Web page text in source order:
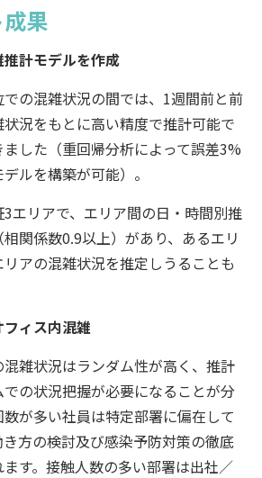
果
計モデルを作成
の混雑状況の間では、1週間前と前
況をもとに高い精度で推計可能で
した（重回帰分析によって誤差3%
ルを構築が可能）。
エリアで、エリア間の日・時間別推
関係数0.9以上）があり、あるエリ
アの混雑状況を推定しうることも
ィス内混雑
雑状況はランダム性が高く、推計
の状況把握が必要になることが分
が多い社員は特定部署に偏在して
方の検討及び感染予防対策の徹底
す。接触人数の多い部署は出社／